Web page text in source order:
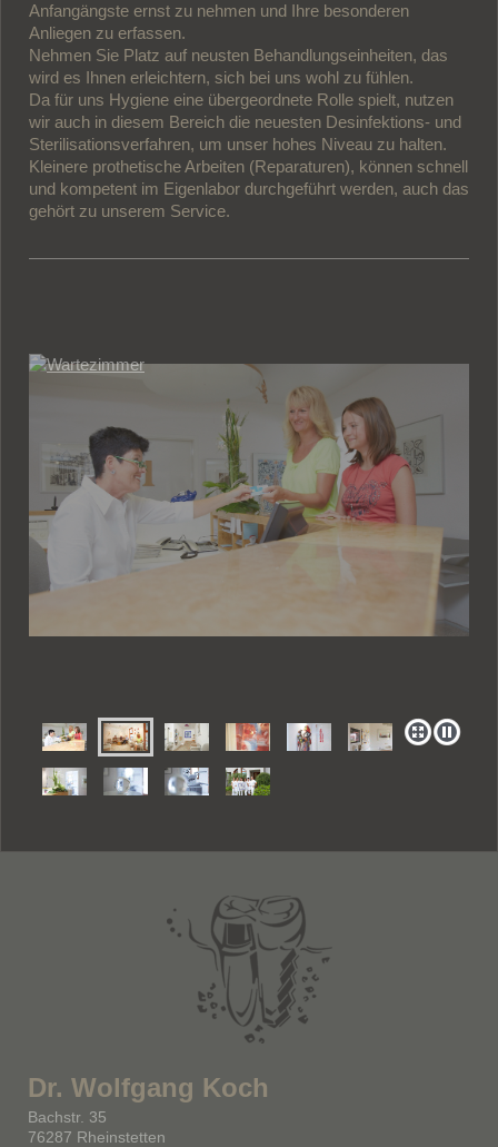
Anfangängste ernst zu nehmen und Ihre besonderen
Anliegen zu erfassen.
Nehmen Sie Platz auf neusten Behandlungseinheiten, das
wird es Ihnen erleichtern, sich bei uns wohl zu fühlen.
Da für uns Hygiene eine übergeordnete Rolle spielt, nutzen
wir auch in diesem Bereich die neuesten Desinfektions- und
Sterilisationsverfahren, um unser hohes Niveau zu halten.
Kleinere prothetische Arbeiten (Reparaturen), können schnell
und kompetent im Eigenlabor durchgeführt werden, auch das
gehört zu unserem Service.
Dr. Wolfgang Koch
Bachstr. 35
76287 Rheinstetten